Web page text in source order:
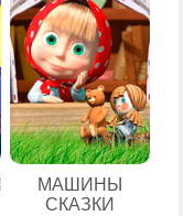
МАШИНЫ
СКАЗКИ